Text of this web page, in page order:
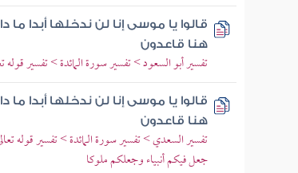
قالوا يا موسى إنا لن ندخلها أبدا ما
هنا قاعدون
تفسير أبو السعود > تفسير سورة المائدة > تفسير قوله
قالوا يا موسى إنا لن ندخلها أبدا ما
هنا قاعدون
تفسير السعدي > تفسير سورة المائدة > تفسير قوله
جعل فيكم أنبياء وجعلكم ملوكا